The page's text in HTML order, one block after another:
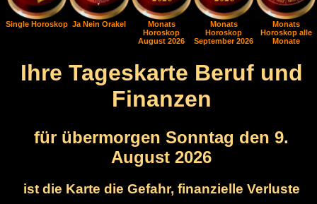
Single Horoskop Ja Nein Orakel
Monats
Horoskop
August 2026
Monats
Horoskop
September 2026
Monats
Horoskop alle
Monate
Ihre Tageskarte Beruf und
Finanzen
für übermorgen Sonntag den 9.
August 2026
ist die Karte die Gefahr, finanzielle Verluste